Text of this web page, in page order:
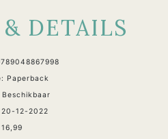
DETAILS
Paperback
20-12-2022